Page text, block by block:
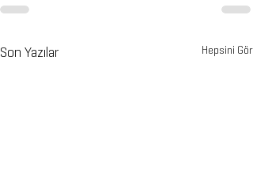
Son Yazılar Hepsini Gör